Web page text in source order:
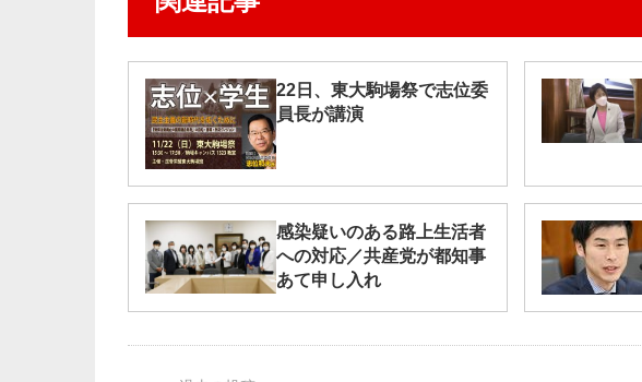
22日、東大駒場祭で志位委
員長が講演
感染疑いのある路上生活者
への対応／共産党が都知事
あて申し入れ